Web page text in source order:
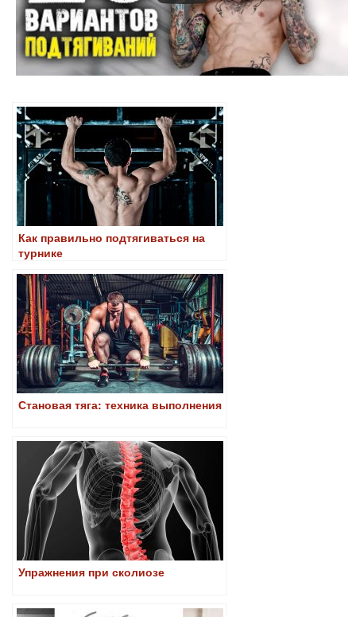
Как правильно подтягиваться на
турнике
Становая тяга: техника выполнения
Упражнения при сколиозе